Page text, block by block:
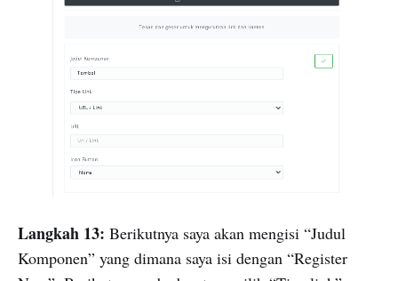
Langkah 13: Berikutnya saya akan mengisi “Judul
Komponen” yang dimana saya isi dengan “Register